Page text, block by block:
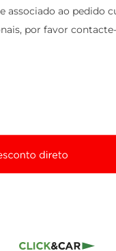
associado ao
por favor